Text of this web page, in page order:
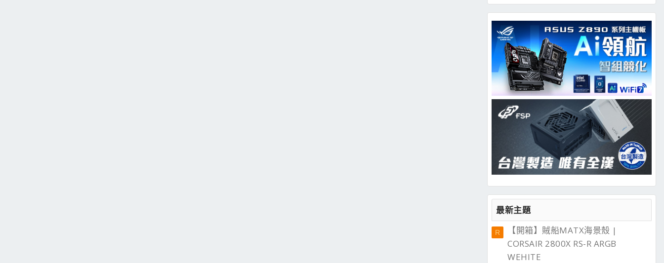
最新主題
R
【開箱】賊船MATX海景殼 |
CORSAIR 2800X RS-R ARGB
WEHITE